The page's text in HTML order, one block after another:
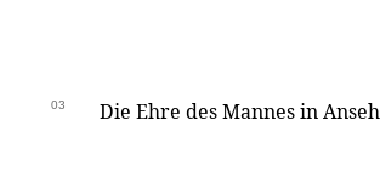
03 Die Ehre des Mannes in